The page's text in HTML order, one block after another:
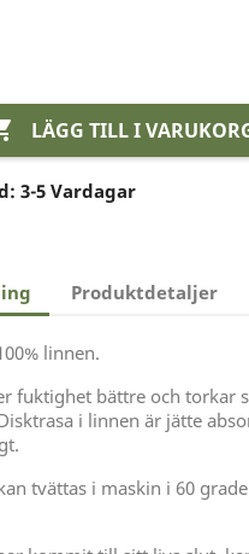
LÄGG TILL I
3-5 Vardagar
Produktdetaljer
linnen.
fuktighet bättre och torkar
i linnen är jätte
tvättas i maskin i 60